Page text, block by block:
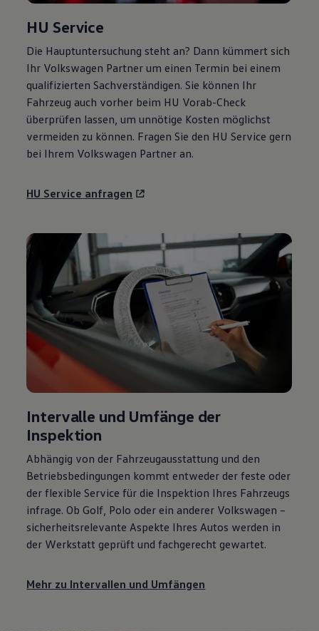
HU Service
Die Hauptuntersuchung steht an? Dann kümmert sich
Ihr Volkswagen Partner um einen Termin bei einem
qualifizierten Sachverständigen. Sie können Ihr
Fahrzeug auch vorher beim HU Vorab-Check
überprüfen lassen, um unnötige Kosten möglichst
vermeiden zu können. Fragen Sie den HU Service gern
bei Ihrem Volkswagen Partner an.
HU Service anfragen
Intervalle und Umfänge der
Inspektion
Abhängig von der Fahrzeugausstattung und den
Betriebsbedingungen kommt entweder der feste oder
der flexible Service für die Inspektion Ihres Fahrzeugs
infrage. Ob Golf Polo oder ein anderer Volkswagen –
sicherheitsrelevante Aspekte Ihres Autos werden in
der Werkstatt geprüft und fachgerecht gewartet.
Mehr zu Intervallen und Umfängen